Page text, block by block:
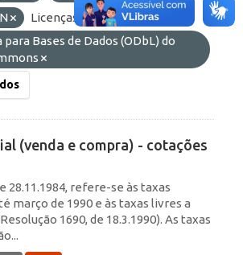
Licenças:
Bases de Dados (ODbL) do
(venda e compra) - cotações
28.11.1984, refere-se às taxas
março de 1990 e às taxas livres a
1690, de 18.3.1990). As taxas